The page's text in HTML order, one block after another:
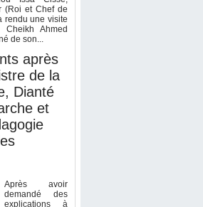
(Roi et Chef de
rendu une visite
Ahmed
de son...
après
de la
Dianté
et
Après avoir
demandé des
explications à